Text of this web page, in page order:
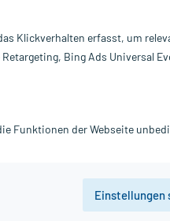
Klickverhalten erfasst, um
Bing Ads Universal
Funktionen der Webseite
Einstellungen